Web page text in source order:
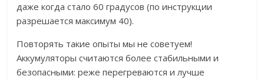
даже когда стало 60 градусов (по инструкции
разрешается максимум 40).
Повторять такие опыты мы не советуем!
Аккумуляторы считаются более стабильными и
безопасными: реже перегреваются и лучше